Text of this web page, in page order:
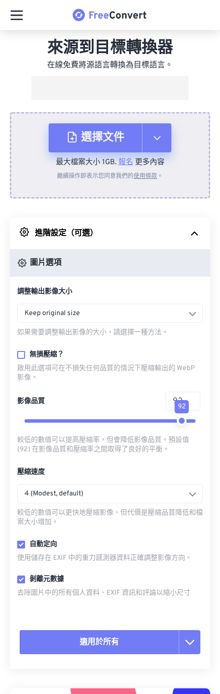
來源到目標轉換器
在線免費將源語言轉換為目標語言。
選擇文件
來自裝置
來自 Google 雲端硬碟
最大檔案大小 1GB.報名更多內容
繼續操作即表示您同意我們的使用條款 。
進階設定（可選）
圖片選項
調整輸出影像大小
Keep original size
如果需要調整輸出影像的大小，請選擇一種方法。
無損壓縮？
啟用此選項可在不損失任何品質的情況下壓縮輸出的 WebP
影像。
影像品質
92
較低的數值可以提高壓縮率，但會降低影像品質。預設值
(92) 在影像品質和壓縮率之間取得了良好的平衡。
壓縮速度
4 (Modest, default)
較低的數值可以更快地壓縮影像，但代價是壓縮品質降低和檔
案大小增加。
自動定向
使用儲存在 EXIF 中的重力感測器資料正確調整影像方向。
剝離元數據
去除圖片中的所有個人資料、EXIF 資訊和評論以縮小尺寸
適用於所有